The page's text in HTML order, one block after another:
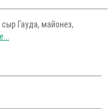
Гауда, майонез,